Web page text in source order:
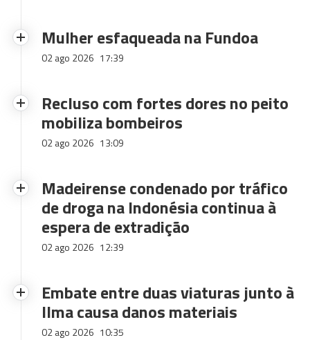
Mulher esfaqueada na Fundoa
02 ago 2026 17:39
Recluso com fortes dores no peito
mobiliza bombeiros
02 ago 2026 13:09
Madeirense condenado por tráfico
de droga na Indonésia continua à
espera de extradição
02 ago 2026 12:39
Embate entre duas viaturas junto à
Ilma causa danos materiais
02 ago 2026 10:35